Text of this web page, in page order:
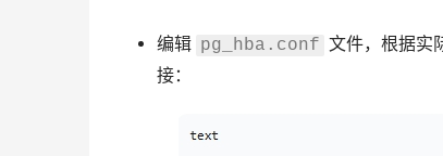
编辑 pg_hba.conf 文件，根据实
接：